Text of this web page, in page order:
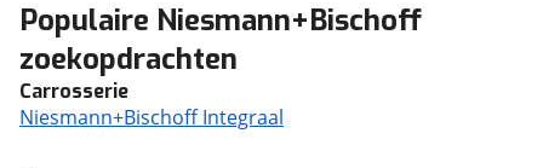
Populaire Niesmann+Bischoff
zoekopdrachten
Carrosserie
Niesmann+Bischoff Integraal